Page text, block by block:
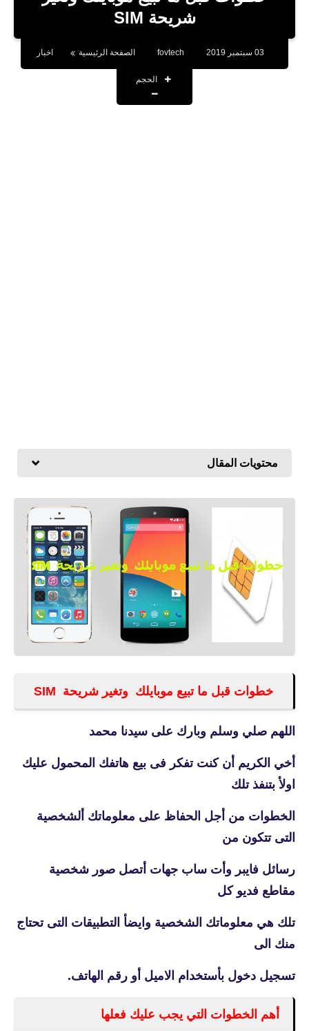
بلوجر
شريحة SIM
fovtech الصفحة الرئيسية اخبار
الحجم
محتويات المقال
خطوات قبل ما تبيع موبايلك وتغير شريحة SIM
اللهم صلي وسلم وبارك على سيدنا محمد
أخي الكريم أن كنت تفكر فى بيع هاتفك المحمول عليك
اولأ بتنفذ تلك
الخطوات من أجل الحفاظ على معلوماتك ألشخصية
التى تتكون من
رسائل فايبر وأت ساب جهات أتصل صور شخصية
مقاطع فديو كل
تلك هي معلوماتك الشخصية وايضأ التطبيقات التى تحتاج
منك الى
تسجيل دخول بأستخدام الاميل أو رقم الهاتف.
أهم الخطوات التي يجب عليك فعلها